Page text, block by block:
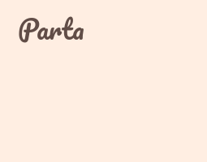
contentParta